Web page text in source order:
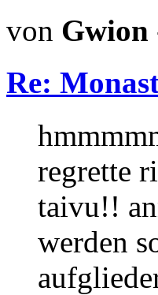
von Gwion
Re:
regrette
taivu!!
werden